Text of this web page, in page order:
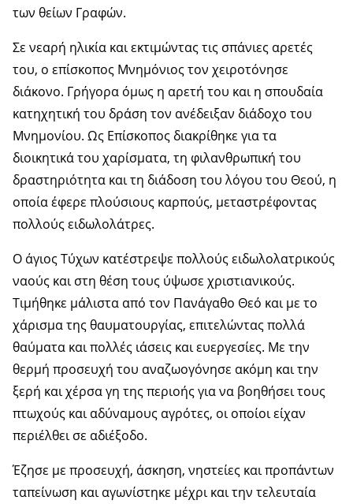
των θείων Γραφών.
Σε νεαρή ηλικία και εκτιμώντας τις σπάνιες αρετές
του, ο επίσκοπος Μνημόνιος τον χειροτόνησε
διάκονο. Γρήγορα όμως η αρετή του και η σπουδαία
κατηχητική του δράση τον ανέδειξαν διάδοχο του
Μνημονίου. Ως Επίσκοπος διακρίθηκε για τα
διοικητικά του χαρίσματα, τη φιλανθρωπική του
δραστηριότητα και τη διάδοση του λόγου του Θεού, η
οποία έφερε πλούσιους καρπούς, μεταστρέφοντας
πολλούς ειδωλολάτρες.
Ο άγιος Τύχων κατέστρεψε πολλούς ειδωλολατρικούς
ναούς και στη θέση τους ύψωσε χριστιανικούς.
Τιμήθηκε μάλιστα από τον Πανάγαθο Θεό και με το
χάρισμα της θαυματουργίας, επιτελώντας πολλά
θαύματα και πολλές ιάσεις και ευεργεσίες. Με την
θερμή προσευχή του αναζωογόνησε ακόμη και την
ξερή και χέρσα γη της περιοής για να βοηθήσει τους
πτωχούς και αδύναμους αγρότες, οι οποίοι είχαν
περιέλθει σε αδιέξοδο.
Έζησε με προσευχή, άσκηση, νηστείες και προπάντων
ταπείνωση και αγωνίστηκε μέχρι και την τελευταία